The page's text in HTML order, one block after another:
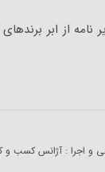
بیش از 50 تقدیر نامه از
و اجرا : آژانس کسب و